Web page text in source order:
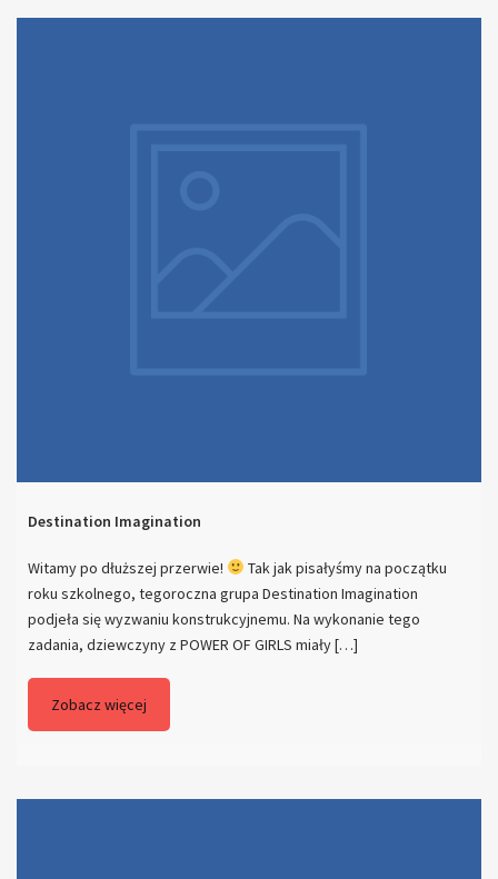
Destination Imagination
Witamy po dłuższej przerwie!
Tak jak pisałyśmy na początku
roku szkolnego, tegoroczna grupa Destination Imagination
podjeła się wyzwaniu konstrukcyjnemu. Na wykonanie tego
zadania, dziewczyny z POWER OF GIRLS miały […]
Zobacz więcej